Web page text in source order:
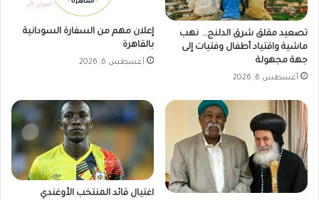
ن
ا
م
ت
ح
ن
ا
ت
ا
ل
تصعيد مقلق شرق الدلنج.. نهب
ماشية واقتياد أطفال وفتيات إلى
جهة مجهولة
أغسطس 6, 2026
إعلان مهم من السفارة السودانية
بالقاهرة
أغسطس 6, 2026
اغتيال قائد المنتخب الأوغندي